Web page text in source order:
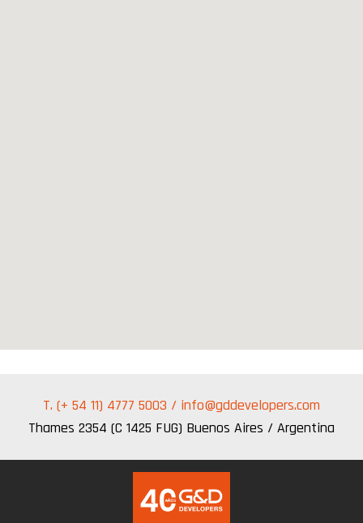
T. (+ 54 11) 4777 5003 / info@gddevelopers.com
Thames 2354 (C 1425 FUG) Buenos Aires / Argentina